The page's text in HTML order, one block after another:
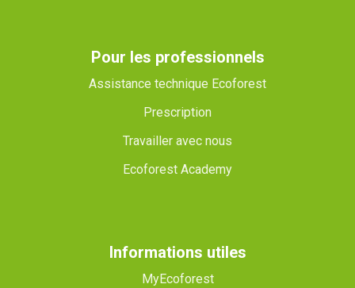
Pour les professionnels
Assistance technique Ecoforest
Prescription
Travailler avec nous
Ecoforest Academy
Informations utiles
MyEcoforest